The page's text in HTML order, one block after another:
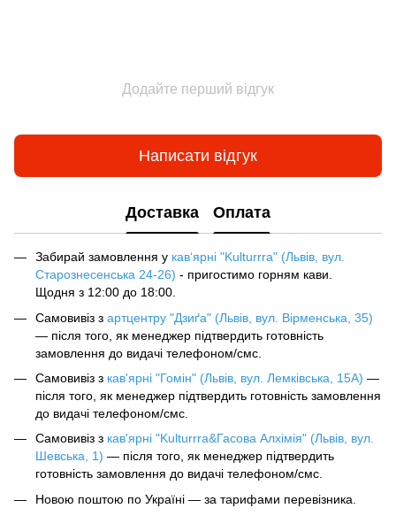
Додайте перший відгук
Написати відгук
Доставка Оплата
Забирай замовлення у кав‘ярні "Kulturrra" (Львів, вул.
Старознесенська 24-26) - пригостимо горням кави.
Щодня з 12:00 до 18:00.
Самовивіз з артцентру "Дзиґа" (Львів, вул. Вірменська, 35)
— після того, як менеджер підтвердить готовність
замовлення до видачі телефоном/смс.
Самовивіз з кав'ярні "Гомін" (Львів, вул. Лемківська, 15А) —
після того, як менеджер підтвердить готовність замовлення
до видачі телефоном/смс.
Самовивіз з кав'ярні "Kulturrra&Гасова Алхімія" (Львів, вул.
Шевська, 1) — після того, як менеджер підтвердить
готовність замовлення до видачі телефоном/смс.
Новою поштою по Україні — за тарифами перевізника.